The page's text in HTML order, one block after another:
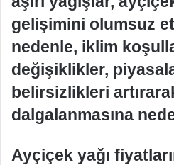
gelişimini olumsuz
nedenle, iklim
değişiklikler,
belirsizlikleri
dalgalanmasına
Ayçiçek yağı